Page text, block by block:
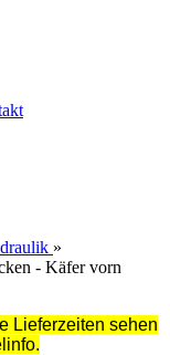
»
- Käfer vorn
Lieferzeiten sehen